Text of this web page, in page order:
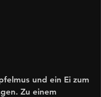
und ein Ei zum
Zu einem